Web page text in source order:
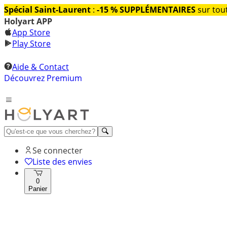
Spécial Saint-Laurent : -15 % SUPPLÉMENTAIRESsur
Holyart APP
App Store
Play Store
Aide & Contact
Découvrez Premium
Se connecter
Liste des envies
0
Panier